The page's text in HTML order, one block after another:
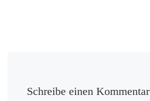
Schreibe einen Kommentar